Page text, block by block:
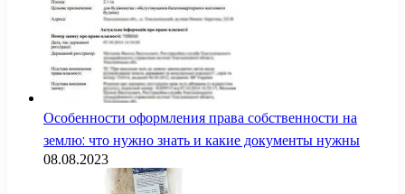
Особенности оформления права собственности на
землю: что нужно знать и какие документы нужны
08.08.2023